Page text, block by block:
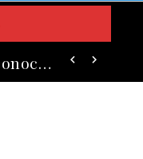
Las 10 empresas que alcanzaron los valores bursátiles más altos en su auge histórico